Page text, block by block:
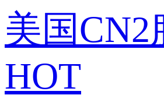
美国CN2
HOT